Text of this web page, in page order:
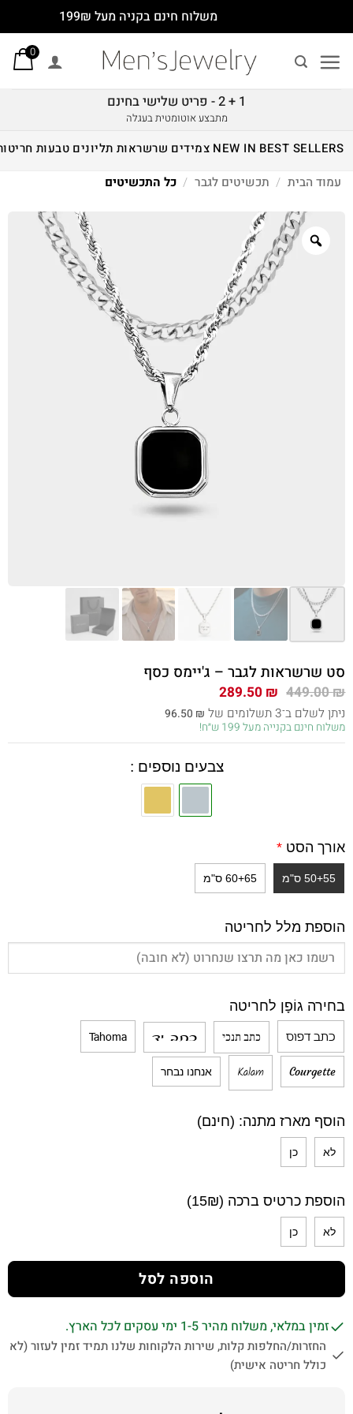
משלוח חינם בקניה מעל 199₪
0
1 + 2 - פריט שלישי בחינם
מתבצע אוטומטית בעגלה
BEST SELLERS
NEW IN צמידים שרשראותתליונים טבעותחריטות
עמוד הבית
/ תכשיטים לגבר / כל התכשיטים
Zoom
סט שרשראות לגבר – ג'יימס כסף
449.00₪ המחיר
המקורי
היה:
449.00 ₪.
289.50₪ המחיר
הנוכחי
הוא:
289.50 ₪.
ניתן לשלם ב־3 תשלומים של 96.50₪
משלוח חינם בקנייה מעל 199 ש״ח!
צבעים נוספים :
אורך הסט*
50+55 ס"מ 60+65 ס"מ
הוספת מלל לחריטה
בחירה גוֹפָן לחריטה
כתב דפוס כתב תנכי כתב יד Tahoma
Courgette
Kalam אנחנו נבחר
הוסף מארז מתנה: (חינם)
לא כן
הוספת כרטיס ברכה (15₪)
לא כן
הוספה לסל
זמין במלאי, משלוח מהיר 1-5 ימי עסקים לכל הארץ.
החזרות/החלפות קלות, שירות הלקוחות שלנו תמיד זמין לעזור (לא
כולל חריטה אישית)